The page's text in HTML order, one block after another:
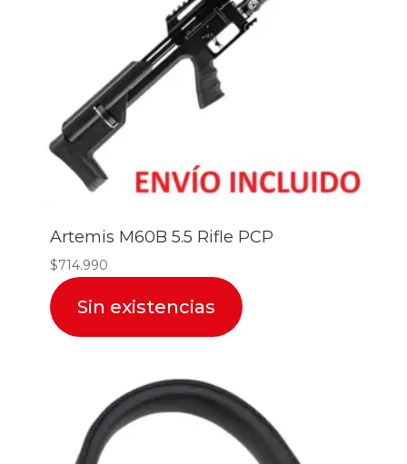
Artemis M60B 5.5 Rifle PCP
$714.990
Sin existencias